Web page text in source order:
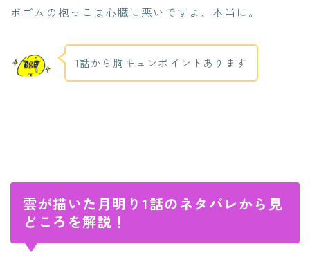
ボゴムの抱っこは心臓に悪いですよ、本当に。
1話から胸キュンポイントあります
雲が描いた月明り1話のネタバレから見
どころを解説！